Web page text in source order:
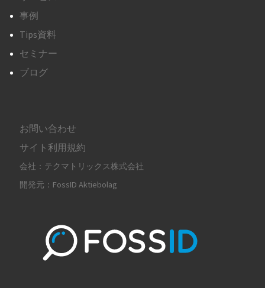
事例
Tips資料
セミナー
ブログ
お問い合わせ
サイト利用規約
会社：テクマトリックス株式会社
開発元：FossID Aktiebolag